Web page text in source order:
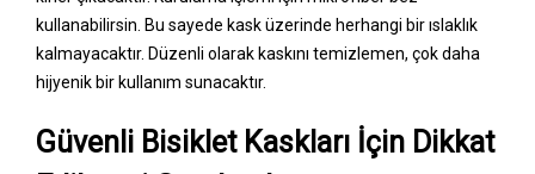
kullanabilirsin. Bu sayede kask üzerinde herhangi bir ıslaklık
kalmayacaktır. Düzenli olarak kaskını temizlemen, çok daha
hijyenik bir kullanım sunacaktır.
Güvenli Bisiklet Kaskları İçin Dikkat